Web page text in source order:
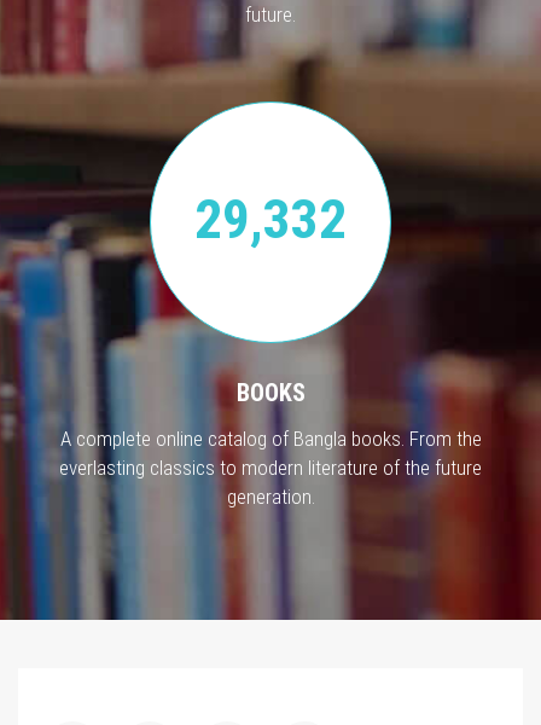
future.
29,332
BOOKS
A complete online catalog of Bangla books. From the
everlasting classics to modern literature of the future
generation.